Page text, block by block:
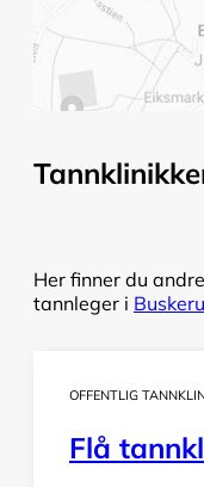
Her finner du
tannleger i
OFFENTLIG
Flå